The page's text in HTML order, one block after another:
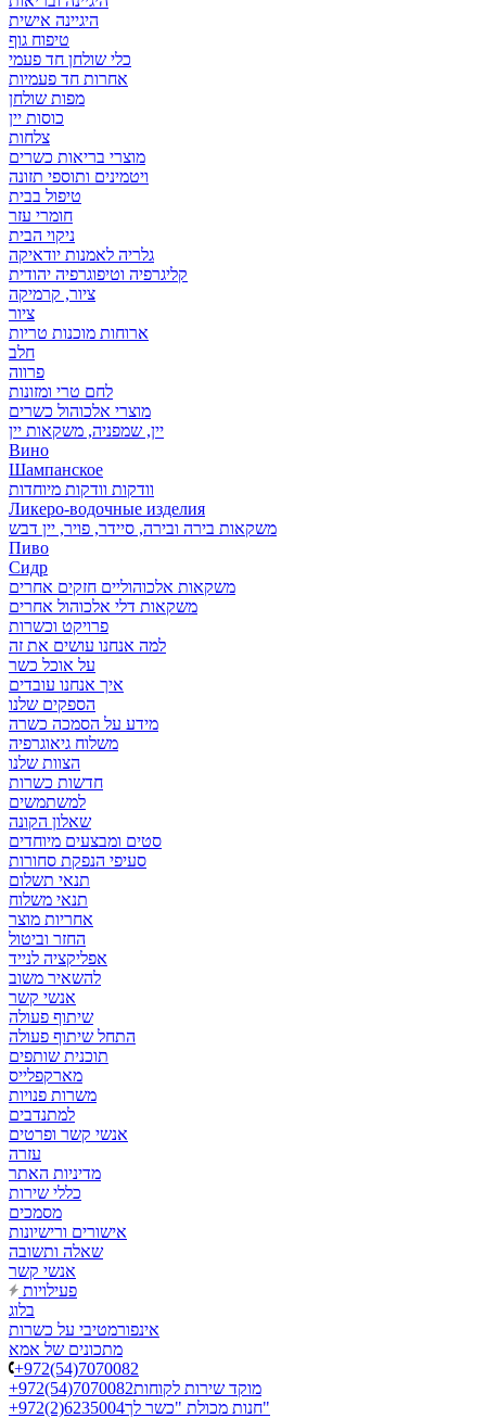
היגיינה אישית
טיפוח גוף
כלי שולחן חד פעמי
אחרות חד פעמיות
מפות שולחן
כוסות יין
צלחות
מוצרי בריאות כשרים
ויטמינים ותוספי תזונה
טיפול בבית
חומרי עזר
ניקוי הבית
גלריה לאמנות יודאיקה
קליגרפיה וטיפוגרפיה יהודית
ציור, קרמיקה
ציור
ארוחות מוכנות טריות
חלב
פרווה
לחם טרי ומזונות
מוצרי אלכוהול כשרים
יין, שמפניה, משקאות יין
Вино
Шампанское
וודקות וודקות מיוחדות
Ликеро-водочные изделия
משקאות בירה ובירה, סיידר, פויר, יין דבש
Пиво
Сидр
משקאות אלכוהוליים חזקים אחרים
משקאות דלי אלכוהול אחרים
פרויקט וכשרות
למה אנחנו עושים את זה
על אוכל כשר
איך אנחנו עובדים
הספקים שלנו
מידע על הסמכה כשרה
משלוח גיאוגרפיה
הצוות שלנו
חדשות כשרות
למשתמשים
שאלון הקונה
סטים ומבצעים מיוחדים
סעיפי הנפקת סחורות
תנאי תשלום
תנאי משלוח
אחריות מוצר
החזר וביטול
אפליקציה לנייד
להשאיר משוב
אנשי קשר
שיתוף פעולה
התחל שיתוף פעולה
תוכנית שותפים
מארקפלייס
משרות פנויות
למתנדבים
אנשי קשר ופרטים
עזרה
מדיניות האתר
כללי שירות
מסמכים
אישורים ורישיונות
שאלה ותשובה
אנשי קשר
פעילויות
בלוג
אינפורמטיבי על כשרות
מתכונים של אמא
+972(54)7070082
+972(54)7070082מוקד שירות לקוחות
+972(2)6235004
חנות מכולת "כשר לך"